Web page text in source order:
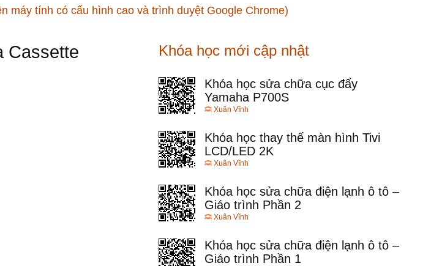
máy tính có cấu hình cao và trình duyệt Google Chrome)
Cassette Khóa học mới cập nhật
Khóa học sửa chữa cục đẩy
Yamaha P700S
Xuân Vĩnh
Khóa học thay thế màn hình Tivi
LCD/LED 2K
Xuân Vĩnh
Khóa học sửa chữa điện lạnh ô tô –
Giáo trình Phần 2
Xuân Vĩnh
Khóa học sửa chữa điện lạnh ô tô –
Giáo trình Phần 1